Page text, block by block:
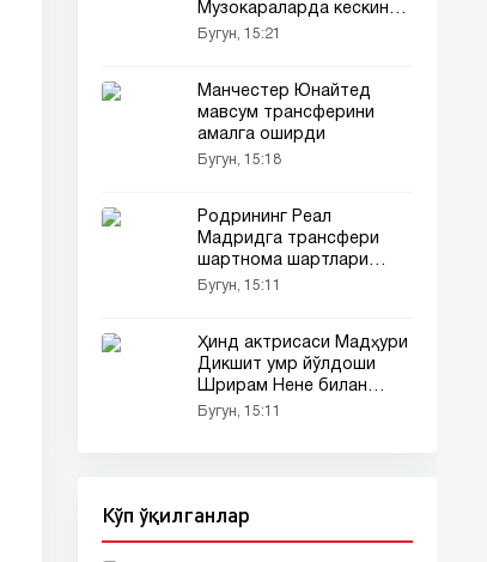
Музокараларда кескин
бурилиш
Бугун, 15:21
Манчестер Юнайтед
мавсум трансферини
амалга оширди
Бугун, 15:18
Родрининг Реал
Мадридга трансфери
шартнома шартлари
туфайли тўхтатиб
Бугун, 15:11
Ҳинд актрисаси Мадҳури
Дикшит умр йўлдоши
Шрирам Нене билан
(фото)
Бугун, 15:11
Кўп ўқилганлар